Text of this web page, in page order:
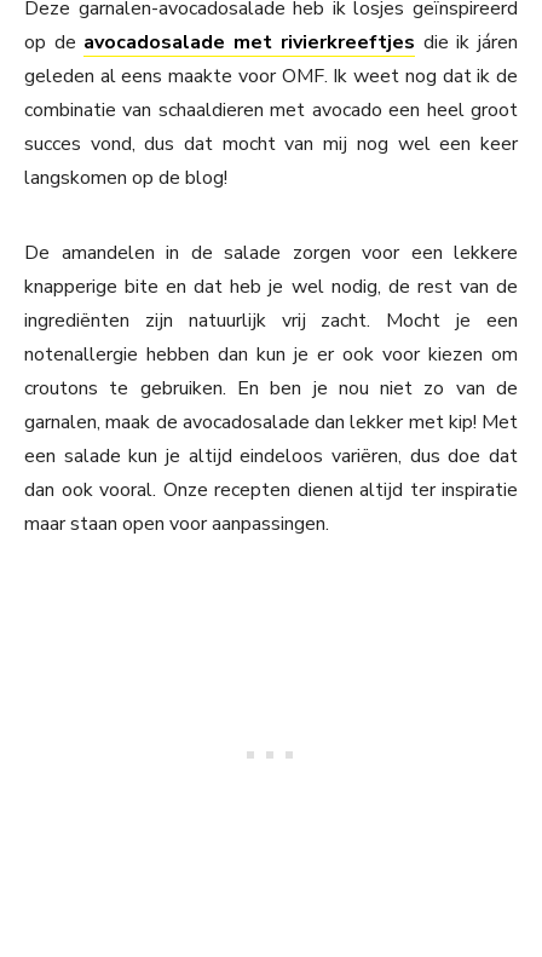
Deze garnalen-avocadosalade heb ik losjes geïnspireerd
op de avocadosalade met rivierkreeftjes die ik járen
geleden al eens maakte voor OMF. Ik weet nog dat ik de
combinatie van schaaldieren met avocado een heel groot
succes vond, dus dat mocht van mij nog wel een keer
langskomen op de blog!
De amandelen in de salade zorgen voor een lekkere
knapperige bite en dat heb je wel nodig, de rest van de
ingrediënten zijn natuurlijk vrij zacht. Mocht je een
notenallergie hebben dan kun je er ook voor kiezen om
croutons te gebruiken. En ben je nou niet zo van de
garnalen, maak de avocadosalade dan lekker met kip! Met
een salade kun je altijd eindeloos variëren, dus doe dat
dan ook vooral. Onze recepten dienen altijd ter inspiratie
maar staan open voor aanpassingen.